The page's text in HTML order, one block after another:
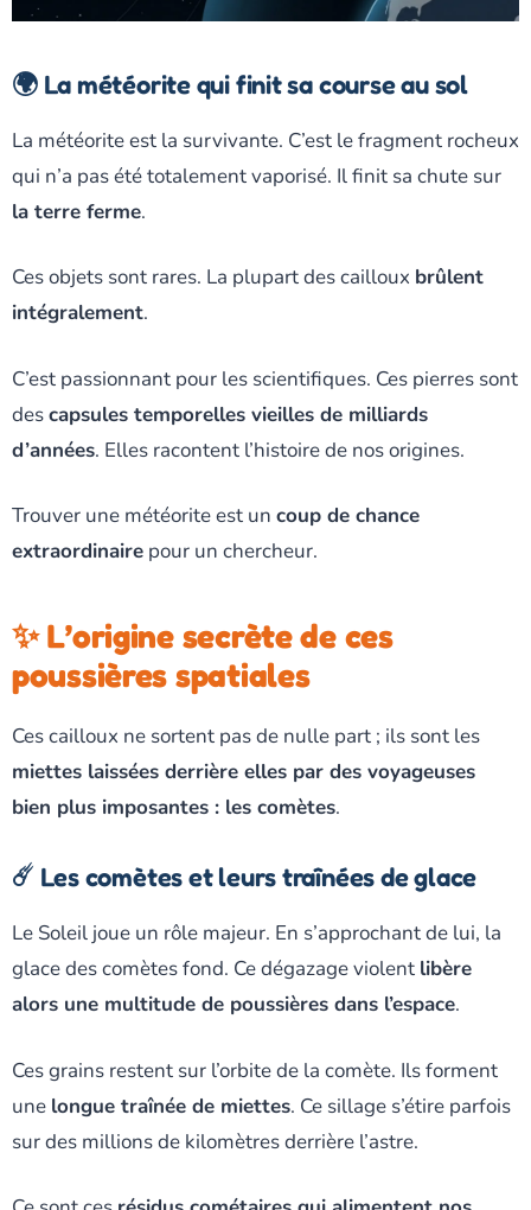
🌍 La météorite qui finit sa course au sol
La météorite est la survivante. C’est le fragment rocheux
qui n’a pas été totalement vaporisé. Il finit sa chute sur
la terre ferme.
Ces objets sont rares. La plupart des cailloux brûlent
intégralement.
C’est passionnant pour les scientifiques. Ces pierres sont
descapsules temporelles vieilles de milliards
d’années. Elles racontent l’histoire de nos origines.
Trouver une météorite est un coup de chance
extraordinaire pour un chercheur.
✨ L’origine secrète de ces
poussières spatiales
Ces cailloux ne sortent pas de nulle part ; ils sont les
miettes laissées derrière elles par des voyageuses
bien plus imposantes : les comètes.
☄️ Les comètes et leurs traînées de glace
Le Soleil joue un rôle majeur. En s’approchant de lui, la
glace des comètes fond. Ce dégazage violent libère
alors une multitude de poussières dans l’espace.
Ces grains restent sur l’orbite de la comète. Ils forment
une longue traînée de miettes. Ce sillage s’étire parfois
sur des millions de kilomètres derrière l’astre.